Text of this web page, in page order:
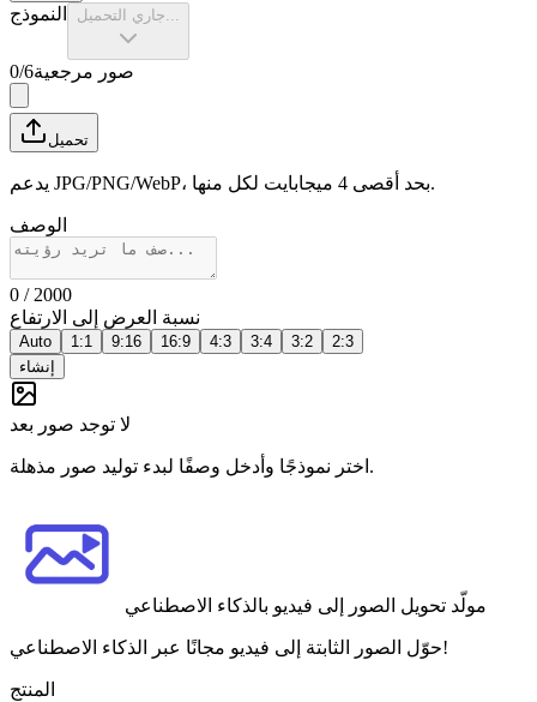
النموذج
صور مرجعية 0/6
تحميل
يدعم JPG/PNG/WebP، بحد أقصى 4 ميجابايت لكل منها.
الوصف
0 / 2000
نسبة العرض إلى الارتفاع
Auto 1:1 9:16 16:9 4:3 3:4 3:2
2:3
إنشاء
لا توجد صور بعد
اختر نموذجًا وأدخل وصفًا لبدء توليد صور مذهلة.
مولّد تحويل الصور إلى فيديو بالذكاء الاصطناعي
حوّل الصور الثابتة إلى فيديو مجانًا عبر الذكاء الاصطناعي!
المنتج